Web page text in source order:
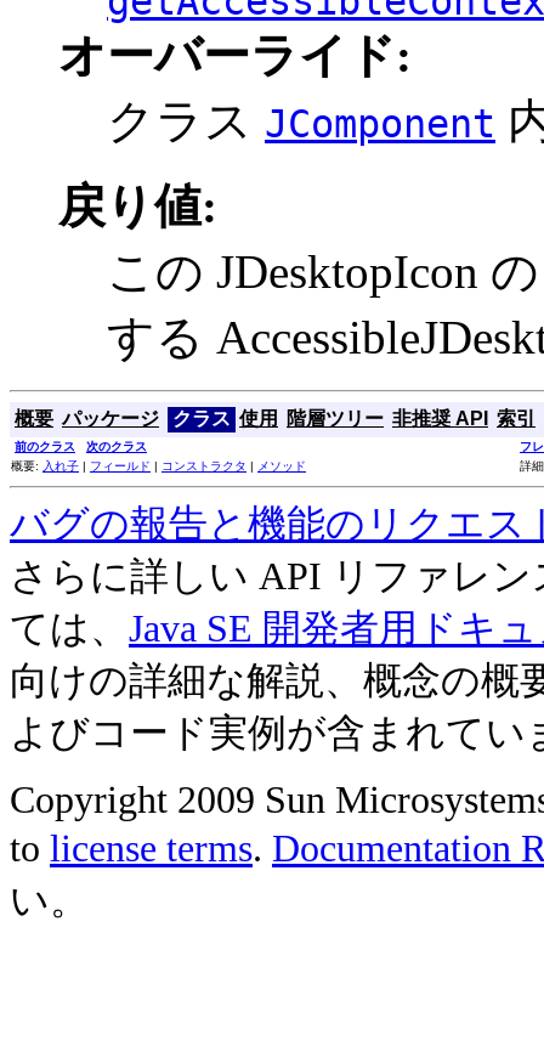
オーバーライド:
クラス JComponent
戻り値:
この JDesktopIcon
する
概要 パッケージ クラス 使用 階層ツリー 非推奨 API 索引
前のクラス 次のクラス
フ
概要: 入れ子 | フィールド | コンストラクタ | メソッド 詳
バグの報告と機能のリクエス
さらに詳しい API リファレ
ては、 Java SE 開発者用ドキ
向けの詳細な解説、概念の概
よびコード実例が含まれてい
Copyright 2009 Sun
to license terms. Documentation
い。